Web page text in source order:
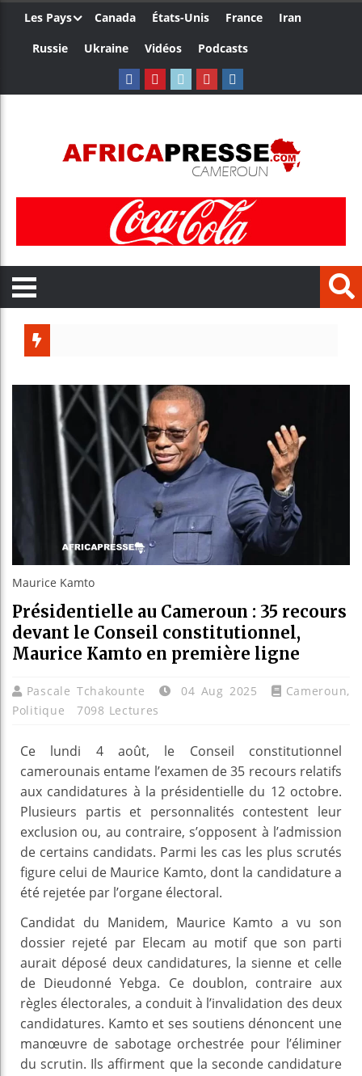
Les Pays Canada États-Unis France
Iran
Russie
Ukraine Vidéos Podcasts
Bénin :
Maurice Kamto
Présidentielle au Cameroun : 35 recours
devant le Conseil constitutionnel,
Maurice Kamto en première ligne
Pascale Tchakounte 04 Aug 2025 Cameroun,
Politique
7098 Lectures
Ce lundi 4 août, le Conseil constitutionnel
camerounais entame l’examen de 35 recours relatifs
aux candidatures à la présidentielle du 12 octobre.
Plusieurs partis et personnalités contestent leur
exclusion ou, au contraire, s’opposent à l’admission
de certains candidats. Parmi les cas les plus scrutés
figure celui de Maurice Kamto, dont la candidature a
été rejetée par l’organe électoral.
Candidat du Manidem, Maurice Kamto a vu son
dossier rejeté par Elecam au motif que son parti
aurait déposé deux candidatures, la sienne et celle
de Dieudonné Yebga. Ce doublon, contraire aux
règles électorales, a conduit à l’invalidation des deux
candidatures. Kamto et ses soutiens dénoncent une
manœuvre de sabotage orchestrée pour l’éliminer
du scrutin. Ils affirment que la seconde candidature